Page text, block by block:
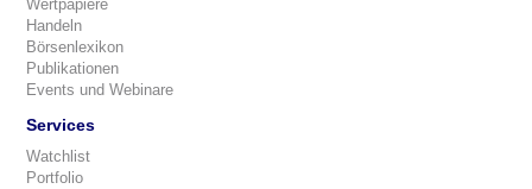
Wertpapiere
Handeln
Börsenlexikon
Publikationen
Events und Webinare
Services
Watchlist
Portfolio